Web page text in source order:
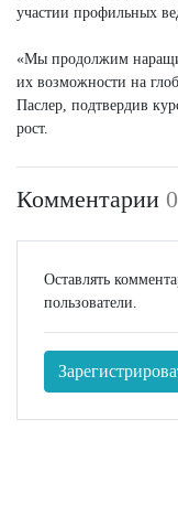
участии профильных
«Мы продолжим
их возможности на
Паслер, подтвердив
рост.
Комментарии 0
Оставлять
пользователи.